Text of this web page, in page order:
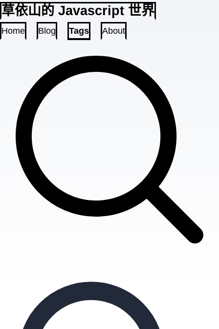
草依山的 Javascript 世界
Home Blog Tags About